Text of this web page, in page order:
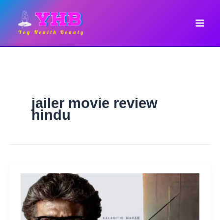
content
jailer movie review
hindu